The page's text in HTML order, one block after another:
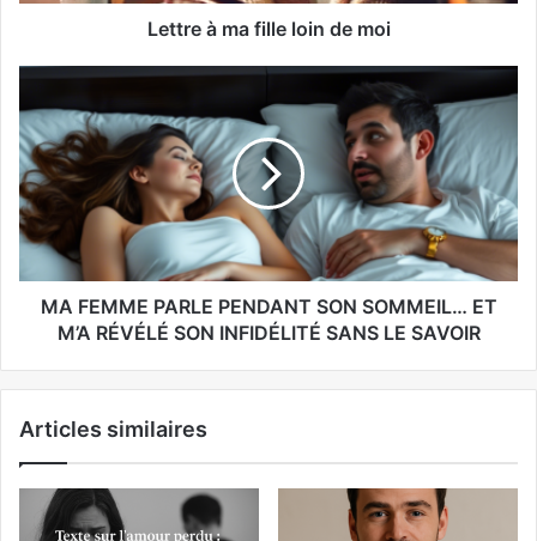
Lettre à ma fille loin de moi
MA FEMME PARLE PENDANT SON SOMMEIL… ET
M’A RÉVÉLÉ SON INFIDÉLITÉ SANS LE SAVOIR
Articles similaires